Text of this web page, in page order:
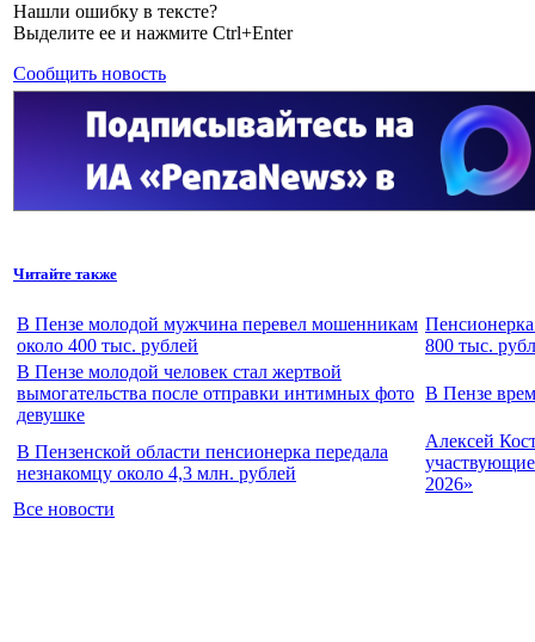
Нашли ошибку в тексте?
Выделите ее и нажмите Ctrl+Enter
Сообщить новость
Читайте также
В Пензе молодой мужчина перевел мошенникам
около 400 тыс. рублей
800 тыс.
В Пензе молодой человек стал жертвой
вымогательства после отправки интимных фото
девушке
В Пензе
В Пензенской области пенсионерка передала
незнакомцу около 4,3 млн. рублей
Алексей
2026»
Все новости